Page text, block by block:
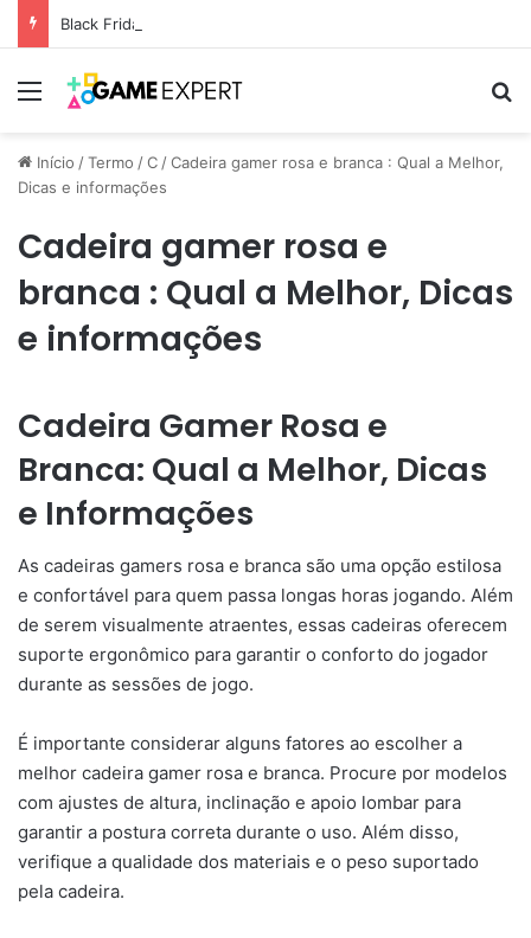
Black Friday: descontos incríveis em eletrônicos
Menu
Início /Termo /C /Cadeira gamer rosa e branca : Qual a Melhor,
Dicas e informações
Cadeira gamer rosa e
branca : Qual a Melhor, Dicas
e informações
Cadeira Gamer Rosa e
Branca: Qual a Melhor, Dicas
e Informações
As cadeiras gamers rosa e branca são uma opção estilosa
e confortável para quem passa longas horas jogando. Além
de serem visualmente atraentes, essas cadeiras oferecem
suporte ergonômico para garantir o conforto do jogador
durante as sessões de jogo.
É importante considerar alguns fatores ao escolher a
melhor cadeira gamer rosa e branca. Procure por modelos
com ajustes de altura, inclinação e apoio lombar para
garantir a postura correta durante o uso. Além disso,
verifique a qualidade dos materiais e o peso suportado
pela cadeira.